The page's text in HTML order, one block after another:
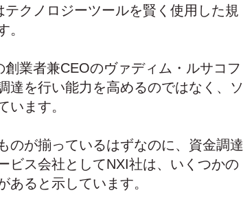
クノロジーツールを賢く使用した規
。
業者兼CEOのヴァディム・ルサコフ
達を行い能力を高めるのではなく、ソ
います。
のが揃っているはずなのに、資金調達
ビス会社としてNXI社は、いくつかの
ると示しています。